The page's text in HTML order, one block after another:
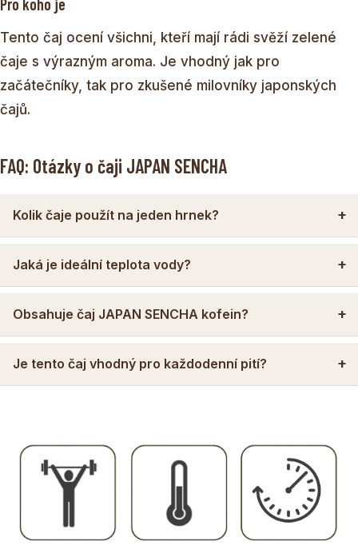
Tento čaj ocení všichni, kteří mají rádi svěží zelené
čaje s výrazným aroma. Je vhodný jak pro
začátečníky, tak pro zkušené milovníky japonských
čajů.
FAQ: Otázky o čaji JAPAN SENCHA
Kolik čaje použít na jeden hrnek?
Jaká je ideální teplota vody?
Obsahuje čaj JAPAN SENCHA kofein?
Je tento čaj vhodný pro každodenní pití?